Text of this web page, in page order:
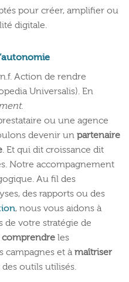
pour créer, amplifier ou
digitale.
Action de rendre
Universalis). En
.
ou une agence
devenir un partenaire
. Et qui dit croissance dit
Notre accompagnement
Au fil des
des rapports ou des
, nous vous aidons à
de votre stratégie de
comprendre les
campagnes et à maîtriser
outils utilisés.